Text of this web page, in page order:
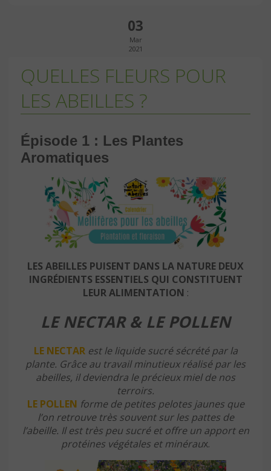
03
Mar
2021
QUELLES FLEURS POUR
LES ABEILLES ?
Épisode 1 : Les Plantes
Aromatiques
LES ABEILLES PUISENT DANS LA NATURE DEUX
INGRÉDIENTS ESSENTIELS QUI CONSTITUENT
LEUR ALIMENTATION :
LE NECTAR & LE POLLEN
LE NECTAR est le liquide sucré sécrété par la
plante. Grâce au travail minutieux réalisé par les
abeilles, il deviendra le précieux miel de nos
terroirs.
LE POLLEN forme de petites pelotes jaunes que
l’on retrouve très souvent sur les pattes de
l’abeille. Il est très peu sucré et offre un apport en
protéines végétales et minéraux.